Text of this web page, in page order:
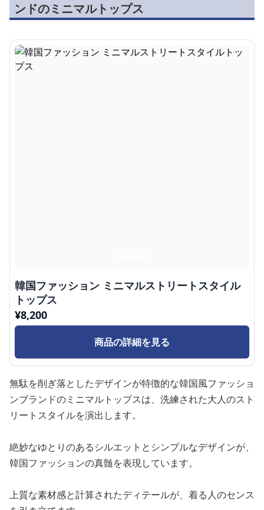
ンドのミニマルトップス
韓国ファッション ミニマルストリートスタイル
トップス
¥8,200
商品の詳細を見る
無駄を削ぎ落としたデザインが特徴的な韓国風ファッショ
ンブランドのミニマルトップスは、洗練された大人のスト
リートスタイルを演出します。
絶妙なゆとりのあるシルエットとシンプルなデザインが、
韓国ファッションの真髄を表現しています。
上質な素材感と計算されたディテールが、着る人のセンス